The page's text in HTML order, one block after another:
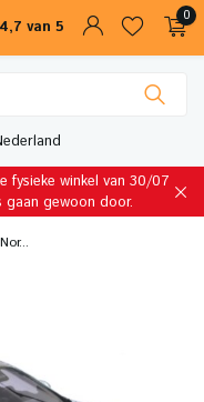
4,7 van 5
0
fysieke winkel van 30/07
gewoon door.